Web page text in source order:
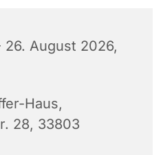
August 2026,
Haus,
28, 33803